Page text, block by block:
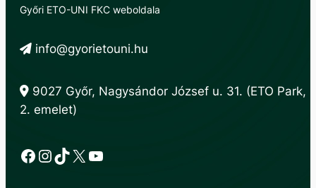
Győri ETO-UNI FKC weboldala
info@gyorietouni.hu
9027 Győr, Nagysándor József u. 31. (ETO Park,
2. emelet)
Facebook
Instagram
TikTok
X YouTube